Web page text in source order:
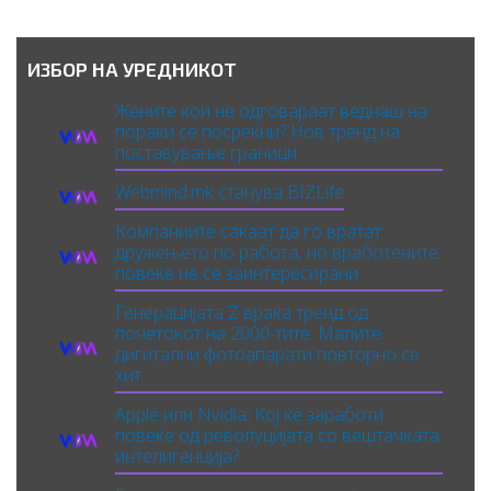
ИЗБОР НА УРЕДНИКОТ
Жените кои не одговараат веднаш на
пораки се посреќни? Нов тренд на
поставување граници
Webmind.mk станува BIZLife
Компаниите сакаат да го вратат
дружењето по работа, но вработените
повеќе не се заинтересирани
Генерацијата Z враќа тренд од
почетокот на 2000-тите: Малите
дигитални фотоапарати повторно се
хит
Apple или Nvidia: Кој ќе заработи
повеќе од револуцијата со вештачката
интелигенција?